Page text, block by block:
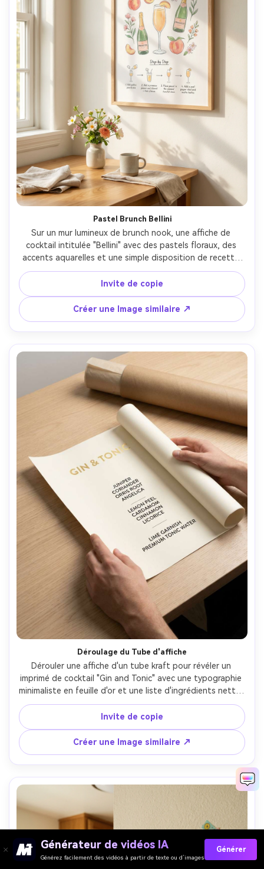
Pastel Brunch Bellini
Sur un mur lumineux de brunch nook, une affiche de
cocktail intitulée "Bellini" avec des pastels floraux, des
accents aquarelles et une simple disposition de recette
étape par étape; Encadré en chêne clair; lumière de la
fenêtre du matin avec rebond doux; Canon R6 Mark II,
35mm; composition aérée, ambiance joyeuse, texture
papier réaliste, haute résolution, prêt à imprimer 300 DPI-
-ar 4:5
Invite de copie
Créer une Image similaire ↗
Déroulage du Tube d'affiche
Dérouler une affiche d'un tube kraft pour révéler un
imprimé de cocktail "Gin and Tonic" avec une typographie
minimaliste en feuille d'or et une liste d'ingrédients nette;
Mains dans le cadre, table neutre; éclairage studio doux,
ombres propres; Sony A7IV, 50mm; composition verticale
de gros plan, humeur satisfaisante pour déboîter les
cadeaux, boucle de papier photoréaliste, haute
résolution, prêt à imprimer 300 DPI- -ar 4:5
Invite de copie
Créer une Image similaire ↗
Générateur de vidéos IA
Générez facilement des vidéos à partir de texte ou d’images
Générer